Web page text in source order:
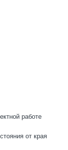
работе
от края